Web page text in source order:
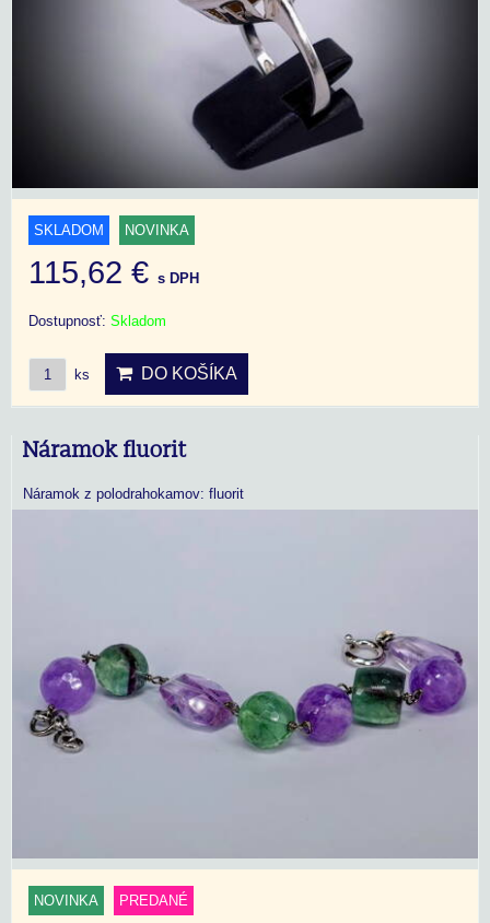
SKLADOM NOVINKA
115,62 € s DPH
Dostupnosť: Skladom
ks DO KOŠÍKA
Náramok fluorit
Náramok z polodrahokamov: fluorit
NOVINKA PREDANÉ